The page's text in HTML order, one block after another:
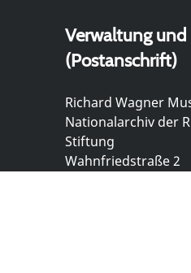
Verwaltung
(Postanschrift)
Richard Wagner
Nationalarchiv der
Stiftung
Wahnfriedstraße 2